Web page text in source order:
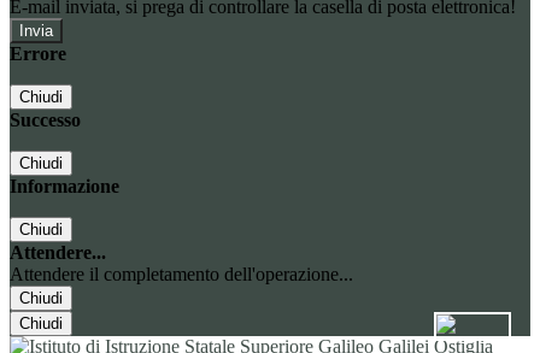
E-mail inviata, si prega di controllare la casella di posta elettronica!
Errore
Chiudi
Successo
Chiudi
Informazione
Chiudi
Attendere...
Attendere il completamento dell'operazione...
Chiudi
Chiudi